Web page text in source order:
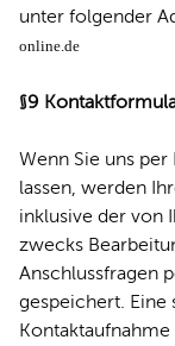
unter folgender
online.de
§9
Wenn Sie uns
lassen, werden
inklusive der von
zwecks
Anschlussfragen
gespeichert. Eine